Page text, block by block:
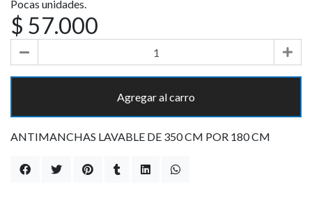
Pocas unidades.
$ 57.000
Agregar al carro
ANTIMANCHAS LAVABLE DE 350 CM POR 180 CM